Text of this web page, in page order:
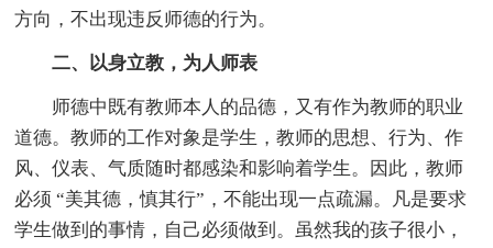
方向，不出现违反师德的行为。
二、以身立教，为人师表
师德中既有教师本人的品德，又有作为教师的职业
道德。教师的工作对象是学生，教师的思想、行为、作
风、仪表、气质随时都感染和影响着学生。因此，教师
必须 “美其德，慎其行”，不能出现一点疏漏。凡是要求
学生做到的事情，自己必须做到。虽然我的孩子很小，